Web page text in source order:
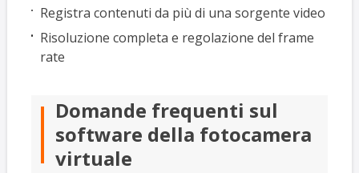
Registra contenuti da più di una sorgente video
Risoluzione completa e regolazione del frame
rate
Domande frequenti sul
software della fotocamera
virtuale